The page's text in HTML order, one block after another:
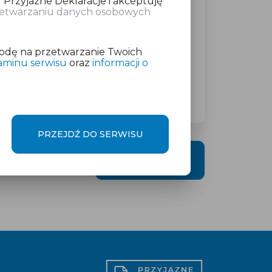
w wysokości
danych osobowych
na przetwarzanie Twoich
serwisu orazinformacji o
PRZEJDŹ DO SERWISU